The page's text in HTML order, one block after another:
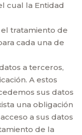
cual la Entidad
tratamiento de
cada una de
a terceros,
A estos
sus datos
una obligación
a sus datos
de la